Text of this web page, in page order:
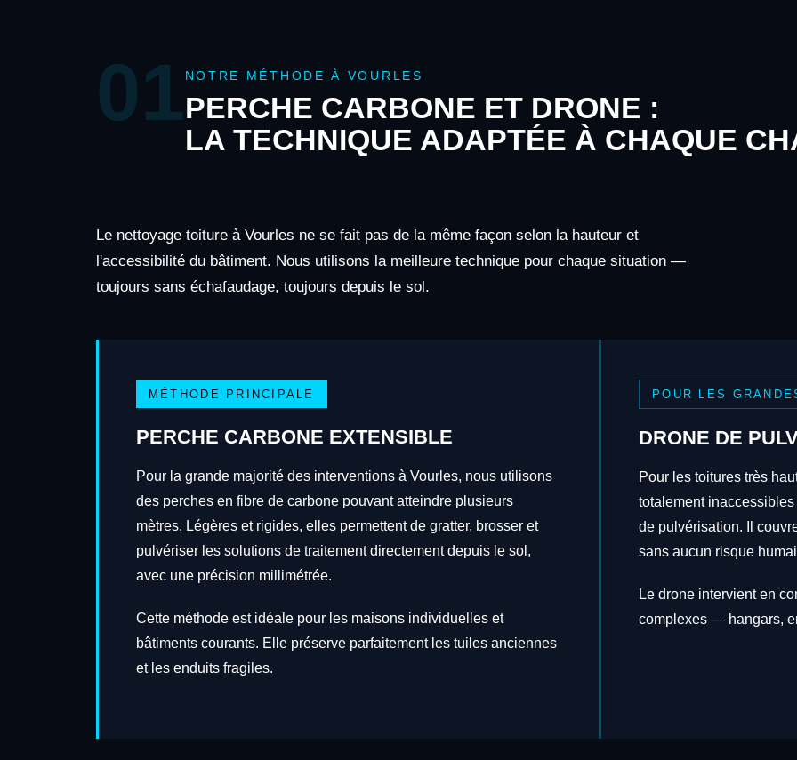
01 NOTRE MÉTHODE À VOURLES
PERCHE CARBONE ET DRONE :
LA TECHNIQUE ADAPTÉE À CHAQUE
Le nettoyage toiture à Vourles ne se fait pas de la même façon selon la hauteur et
l'accessibilité du bâtiment. Nous utilisons la meilleure technique pour chaque situation —
toujours sans échafaudage, toujours depuis le sol.
MÉTHODE PRINCIPALE
PERCHE CARBONE EXTENSIBLE
Pour la grande majorité des interventions à Vourles, nous utilisons
des perches en fibre de carbone pouvant atteindre plusieurs
mètres. Légères et rigides, elles permettent de gratter, brosser et
pulvériser les solutions de traitement directement depuis le sol,
avec une précision millimétrée.
Cette méthode est idéale pour les maisons individuelles et
bâtiments courants. Elle préserve parfaitement les tuiles anciennes
et les enduits fragiles.
POUR LES
DRONE DE
Pour les toitures très
totalement
de pulvérisation. Il
sans aucun risque
Le drone intervient en
complexes — hangars,